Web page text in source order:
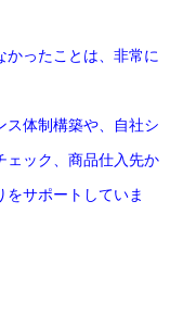
かったことは、非常に
ス体制構築や、自社シ
ェック、商品仕入先か
をサポートしていま